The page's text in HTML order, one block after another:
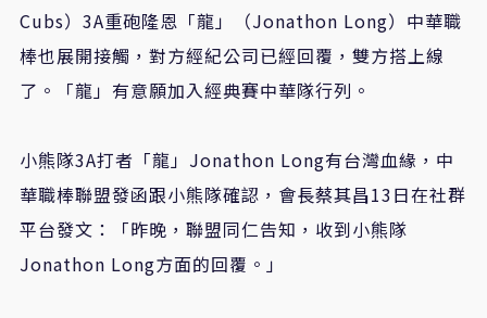
Cubs）3A重砲隆恩「龍」（Jonathon Long）中華職
棒也展開接觸，對方經紀公司已經回覆，雙方搭上線
了。「龍」有意願加入經典賽中華隊行列。
小熊隊3A打者「龍」Jonathon Long有台灣血緣，中
華職棒聯盟發函跟小熊隊確認，會長蔡其昌13日在社群
平台發文：「昨晚，聯盟同仁告知，收到小熊隊
Jonathon Long方面的回覆。」